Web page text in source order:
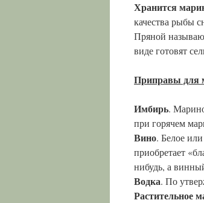
Хранится
качества рыбы
Пряной
виде готовят
Приправы для
Имбирь.
при горячем
Вино. Белое
приобретает
нибудь, а
Водка. По
Растительное